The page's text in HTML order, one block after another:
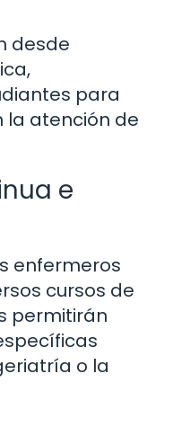
desde
para
la atención de
e
enfermeros
cursos de
permitirán
o la